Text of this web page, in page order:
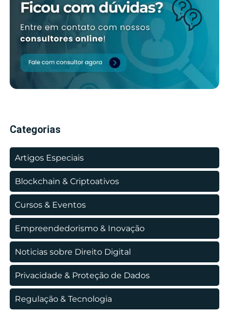
Categorias
Artigos Especiais
Blockchain & Criptoativos
Cursos & Eventos
Empreendedorismo & Inovação
Noticias sobre Direito Digital
Privacidade & Proteção de Dados
Regulação & Tecnologia